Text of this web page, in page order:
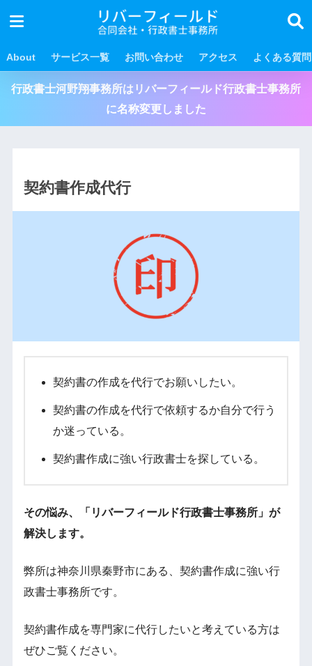
About サービス一覧 お問い合わせ アクセス よくある質問
行政書士河野翔事務所はリバーフィールド行政書士事務所
に名称変更しました
契約書作成代行
契約書の作成を代行でお願いしたい。
契約書の作成を代行で依頼するか自分で行う
か迷っている。
契約書作成に強い行政書士を探している。
その悩み、「リバーフィールド行政書士事務所」が
解決します。
弊所は神奈川県秦野市にある、契約書作成に強い行
政書士事務所です。
契約書作成を専門家に代行したいと考えている方は
ぜひご覧ください。